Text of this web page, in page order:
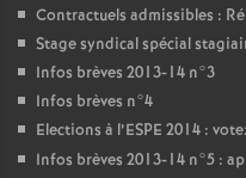
Contractuels admissibles :
Stage syndical spécial
Infos brèves 2013-14 n°3
Infos brèves n°4
Elections à l’ESPE 2014 :
Infos brèves 2013-14 n°5 :